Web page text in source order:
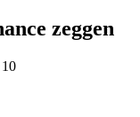
zeggen